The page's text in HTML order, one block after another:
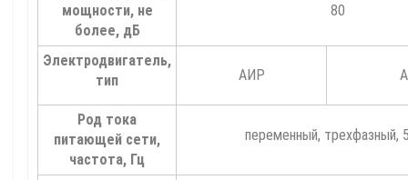
мощности, не
более, дБ
80
Электродвигатель,
тип
АИР
Род тока
питающей сети,
частота, Гц
переменный, трехфазный,